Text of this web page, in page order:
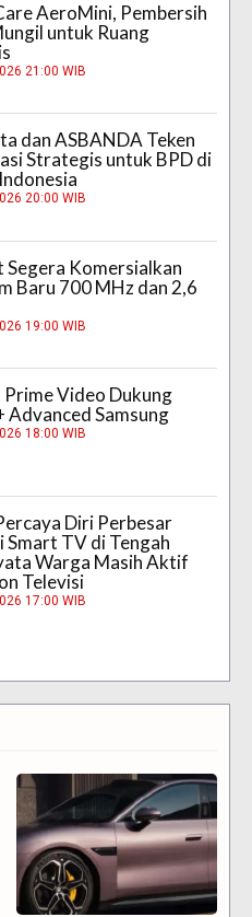
AeroMini, Pembersih
untuk Ruang
21:00 WIB
dan ASBANDA Teken
Strategis untuk BPD di
20:00 WIB
Segera Komersialkan
Baru 700 MHz dan 2,6
19:00 WIB
Prime Video Dukung
Advanced Samsung
18:00 WIB
Diri Perbesar
Smart TV di Tengah
Warga Masih Aktif
Televisi
17:00 WIB